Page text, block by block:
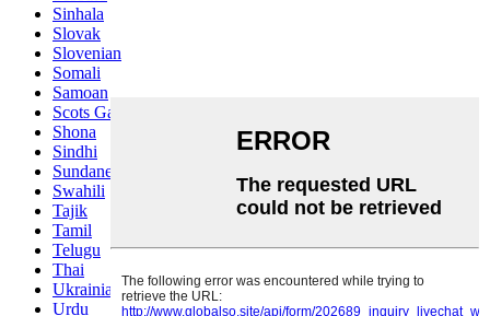
Sinhala
Slovak
Slovenian
Somali
Samoan
Scots Gaelic
Shona
Sindhi
Sundanese
Swahili
Tajik
Tamil
Telugu
Thai
Ukrainian
Urdu